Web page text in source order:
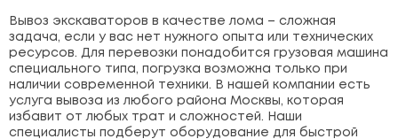
Вывоз экскаваторов в качестве лома – сложная
задача, если у вас нет нужного опыта или технических
ресурсов. Для перевозки понадобится грузовая машина
специального типа, погрузка возможна только при
наличии современной техники. В нашей компании есть
услуга вывоза из любого района Москвы, которая
избавит от любых трат и сложностей. Наши
специалисты подберут оборудование для быстрой